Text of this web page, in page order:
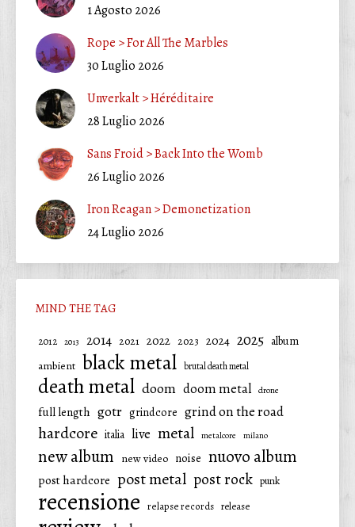
1 Agosto 2026
Rope > For All The Marbles
30 Luglio 2026
Unverkalt > Héréditaire
28 Luglio 2026
Sans Froid > Back Into the Womb
26 Luglio 2026
Iron Reagan > Demonetization
24 Luglio 2026
MIND THE TAG
2012 2013 2014 2021 2022 2023 2024 2025 album
ambient black metal brutal death metal
death metal doom doom metal drone
full length gotr grindcore grind on the road
hardcore italia live metal metalcore milano
new album new video noise nuovo album
post hardcore post metal post rock punk
recensione relapse records release